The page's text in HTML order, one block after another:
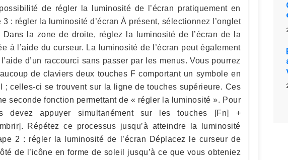
de régler la luminosité de l’écran pratiquement en
: régler la luminosité d’écran À présent, sélectionnez l’onglet
Dans la zone de droite, réglez la luminosité de l’écran de la
à l’aide du curseur. La luminosité de l’écran peut également
d’un raccourci sans passer par les menus. Vous pourrez
de claviers deux touches F comportant un symbole en
; celles-ci se trouvent sur la ligne de touches supérieure. Ces
seconde fonction permettant de « régler la luminosité ». Pour
devez appuyer simultanément sur les touches [Fn] +
Répétez ce processus jusqu’à atteindre la luminosité
2 : régler la luminosité de l’écran Déplacez le curseur de
de l’icône en forme de soleil jusqu’à ce que vous obteniez